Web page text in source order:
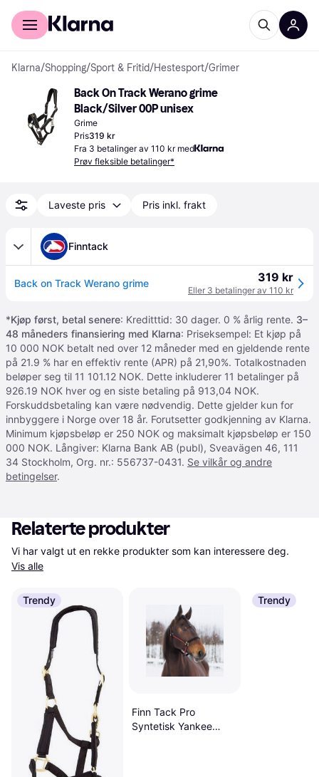
For kunder
Klarna/Shopping/Sport & Fritid/Hestesport/Grimer
Back On Track Werano grime
Black/Silver 00P unisex
Grime
Pris319 kr
Fra 3 betalinger av 110 kr med
Prøv fleksible betalinger*
Laveste pris Pris inkl. frakt
Finntack
Back on Track Werano grime 319 kr
Eller 3 betalinger av 110 kr
*Kjøp først, betal senere: Kreditttid: 30 dager. 0 % årlig rente. 3–
48 måneders finansiering med Klarna: Priseksempel: Et kjøp på
10 000 NOK betalt ned over 12 måneder med en gjeldende rente
på 21.9 % har en effektiv rente (APR) på 21,90%. Totalkostnaden
beløper seg til 11 101.12 NOK. Dette inkluderer 11 betalinger på
926.19 NOK hver og en siste betaling på 913,04 NOK.
Forskuddsbetaling kan være nødvendig. Dette gjelder kun for
innbyggere i Norge over 18 år. Forutsetter godkjenning av Klarna.
Minimum kjøpsbeløp er 250 NOK og maksimalt kjøpsbeløp er 150
000 NOK. Långiver: Klarna Bank AB (publ), Sveavägen 46, 111
34 Stockholm, Org. nr.: 556737-0431. Se vilkår og andre
betingelser.
Relaterte produkter
Vis alle
Trendy
Finn Tack Pro
Syntetisk Yankee
Trendy